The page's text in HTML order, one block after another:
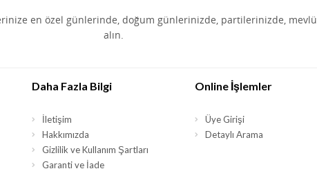
en özel günlerinde, doğum günlerinizde, partilerinizde,
alın.
Daha Fazla Bilgi
İletişim
Hakkımızda
Gizlilik ve Kullanım Şartları
Garanti ve İade
Online İşlemler
Üye Girişi
Detaylı Arama